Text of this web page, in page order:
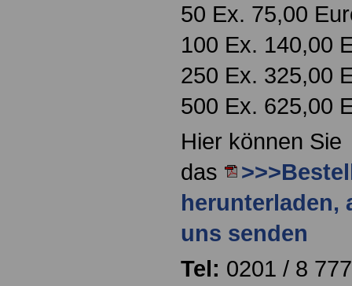
50 Ex. 75,00
100 Ex. 140,00
250 Ex. 325,00
500 Ex. 625,00
Hier können Sie
das
herunterladen,
uns senden
Tel: 0201 / 8